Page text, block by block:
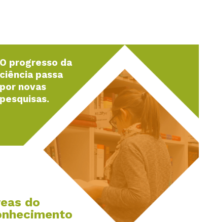
O progresso da
ciência passa
por novas
pesquisas.
do